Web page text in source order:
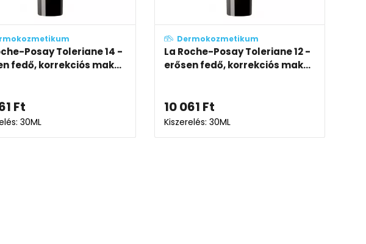
Posay Toleriane 14 -
fedő, korrekciós mak...
Ft
30ML
Dermokozmetikum
La Roche-Posay Toleriane 12 -
erősen fedő, korrekciós mak...
10 061 Ft
Kiszerelés: 30ML